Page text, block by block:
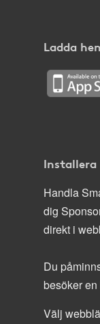
Ladda
Handla
dig
direkt i
Du
besöker
Välj